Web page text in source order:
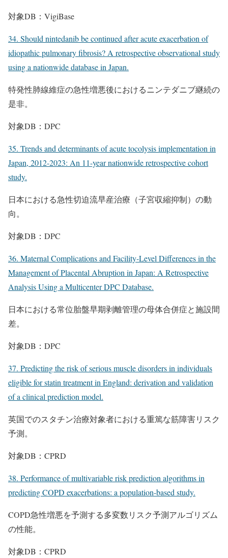
対象DB：VigiBase
34. Should nintedanib be continued after acute exacerbation of
idiopathic pulmonary fibrosis? A retrospective observational study
using a nationwide database in Japan.
特発性肺線維症の急性増悪後におけるニンテダニブ継続の
是非。
対象DB：DPC
35. Trends and determinants of acute tocolysis implementation in
Japan, 2012-2023: An 11-year nationwide retrospective cohort
study.
日本における急性切迫流早産治療（子宮収縮抑制）の動
向。
対象DB：DPC
36. Maternal Complications and Facility-Level Differences in the
Management of Placental Abruption in Japan: A Retrospective
Analysis Using a Multicenter DPC Database.
日本における常位胎盤早期剥離管理の母体合併症と施設間
差。
対象DB：DPC
37. Predicting the risk of serious muscle disorders in individuals
eligible for statin treatment in England: derivation and validation
of a clinical prediction model.
英国でのスタチン治療対象者における重篤な筋障害リスク
予測。
対象DB：CPRD
38. Performance of multivariable risk prediction algorithms in
predicting COPD exacerbations: a population-based study.
COPD急性増悪を予測する多変数リスク予測アルゴリズム
の性能。
対象DB：CPRD